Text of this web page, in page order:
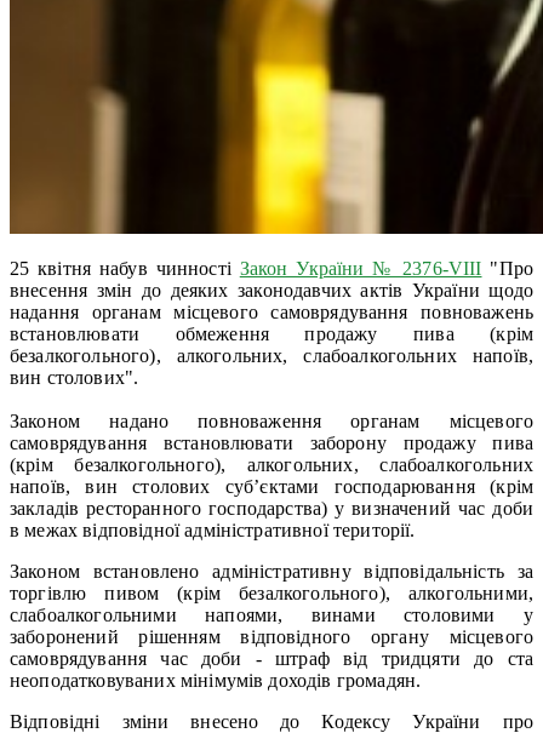
25 квітня набув чинності Закон України № 2376-VIII "Про
внесення змін до деяких законодавчих актів України щодо
надання органам місцевого самоврядування повноважень
встановлювати обмеження продажу пива (крім
безалкогольного), алкогольних, слабоалкогольних напоїв,
вин столових".
Законом надано повноваження органам місцевого
самоврядування встановлювати заборону продажу пива
(крім безалкогольного), алкогольних, слабоалкогольних
напоїв, вин столових суб’єктами господарювання (крім
закладів ресторанного господарства) у визначений час доби
в межах відповідної адміністративної території.
Законом встановлено адміністративну відповідальність за
торгівлю пивом (крім безалкогольного), алкогольними,
слабоалкогольними напоями, винами столовими у
заборонений рішенням відповідного органу місцевого
самоврядування час доби - штраф від тридцяти до ста
неоподатковуваних мінімумів доходів громадян.
Відповідні зміни внесено до Кодексу України про